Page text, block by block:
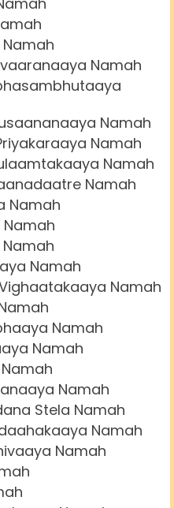
Namah
Namah
Namah
Namah
Namah
Namah
Namah
Namah
Namah
Namah
Namah
Stela Namah
Namah
Namah